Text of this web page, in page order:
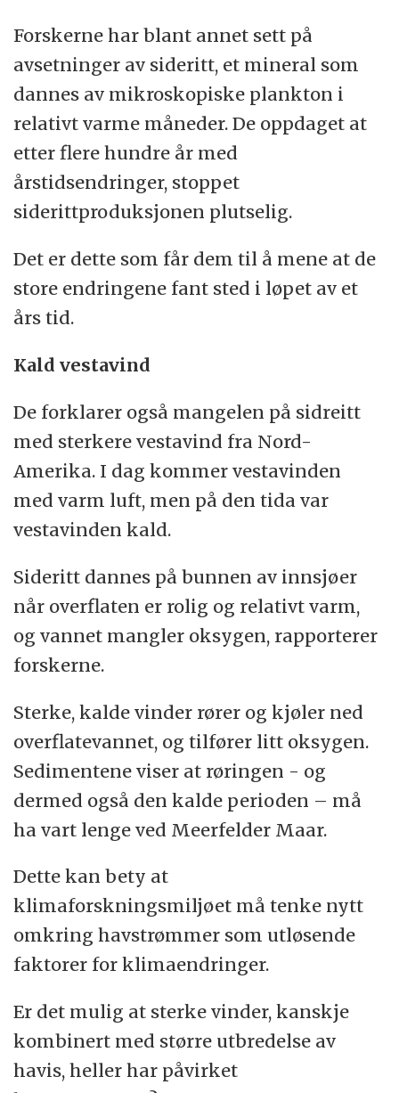
Forskerne har blant annet sett på
avsetninger av sideritt, et mineral som
dannes av mikroskopiske plankton i
relativt varme måneder. De oppdaget at
etter flere hundre år med
årstidsendringer, stoppet
siderittproduksjonen plutselig.
Det er dette som får dem til å mene at de
store endringene fant sted i løpet av et
års tid.
Kald vestavind
De forklarer også mangelen på sidreitt
med sterkere vestavind fra Nord-
Amerika. I dag kommer vestavinden
med varm luft, men på den tida var
vestavinden kald.
Sideritt dannes på bunnen av innsjøer
når overflaten er rolig og relativt varm,
og vannet mangler oksygen, rapporterer
forskerne.
Sterke, kalde vinder rører og kjøler ned
overflatevannet, og tilfører litt oksygen.
Sedimentene viser at røringen - og
dermed også den kalde perioden – må
ha vart lenge ved Meerfelder Maar.
Dette kan bety at
klimaforskningsmiljøet må tenke nytt
omkring havstrømmer som utløsende
faktorer for klimaendringer.
Er det mulig at sterke vinder, kanskje
kombinert med større utbredelse av
havis, heller har påvirket